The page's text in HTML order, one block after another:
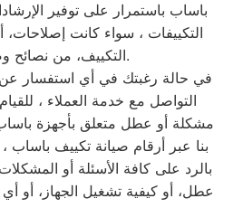
باساب باستمرار على توفير
التكييفات ، سواء كانت
التكييف، من نصائح وصيانة دورية.
في حالة رغبتك في أي استفسار عن
التواصل مع خدمة العملاء ،
مشكلة أو عطل متعلق بأجهزة
بنا عبر أرقام صيانة تكييف
بالرد على كافة الأسئلة أو
عطل، أو كيفية تشغيل الجهاز، أو